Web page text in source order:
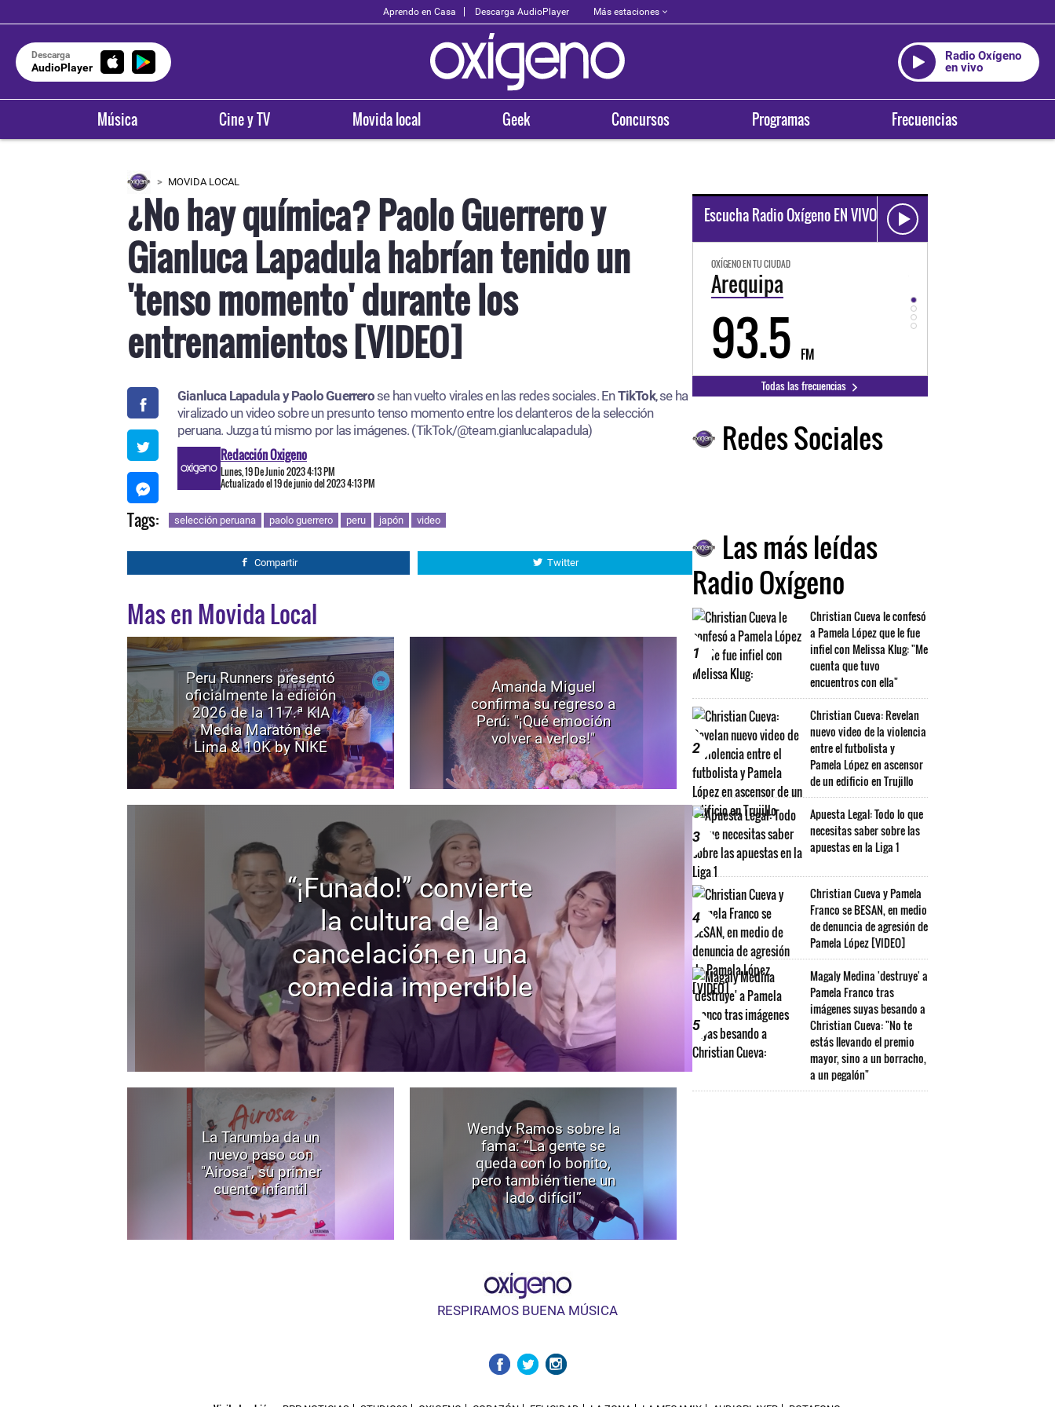
Aprendo en Casa Descarga AudioPlayer Más estaciones
Descarga
AudioPlayer
Radio Oxígeno
en vivo
Música Cine y TV Movida local Geek Concursos Programas Frecuencias
MOVIDA LOCAL
¿No hay química? Paolo Guerrero y
Gianluca Lapadula habrían tenido un
'tenso momento' durante los
entrenamientos [VIDEO]
Gianluca Lapadula y Paolo Guerrerose han vuelto virales en las redes sociales. EnTikTok, se ha
viralizado un video sobre un presunto tenso momento entre los delanteros de la selección
peruana. Juzga tú mismo por las imágenes. (TikTok/@team.gianlucalapadula)
Redacción Oxigeno
Lunes, 19 De Junio 2023 4:13 PM
Actualizado el 19 de junio del 2023 4:13 PM
Tags: selección peruana paolo guerrero peru japón video
Compartir Twitter
Mas en Movida Local
Peru Runners presentó
oficialmente la edición
2026 de la 117.ª KIA
Media Maratón de
Lima & 10K by NIKE
Amanda Miguel
confirma su regreso a
Perú: "¡Qué emoción
volver a verlos!"
“¡Funado!” convierte
la cultura de la
cancelación en una
comedia imperdible
La Tarumba da un
nuevo paso con
"Airosa", su primer
cuento infantil
Wendy Ramos sobre la
fama: “La gente se
queda con lo bonito,
pero también tiene un
lado difícil”
Escucha Radio Oxígeno EN VIVO
OXÍGENO EN TU CIUDAD
Arequipa
93.5 FM 98.3
Todas las frecuencias
Redes Sociales
Las más leídas
Radio Oxígeno
1
Christian Cueva le confesó
a Pamela López que le fue
infiel con Melissa Klug: "Me
cuenta que tuvo
encuentros con ella"
2
Christian Cueva: Revelan
nuevo video de la violencia
entre el futbolista y
Pamela López en ascensor
de un edificio en Trujillo
3
Apuesta Legal: Todo lo que
necesitas saber sobre las
apuestas en la Liga 1
4
Christian Cueva y Pamela
Franco se BESAN, en medio
de denuncia de agresión de
Pamela López [VIDEO]
5
Magaly Medina 'destruye' a
Pamela Franco tras
imágenes suyas besando a
Christian Cueva: "No te
estás llevando el premio
mayor, sino a un borracho,
a un pegalón"
RESPIRAMOS BUENA MÚSICA